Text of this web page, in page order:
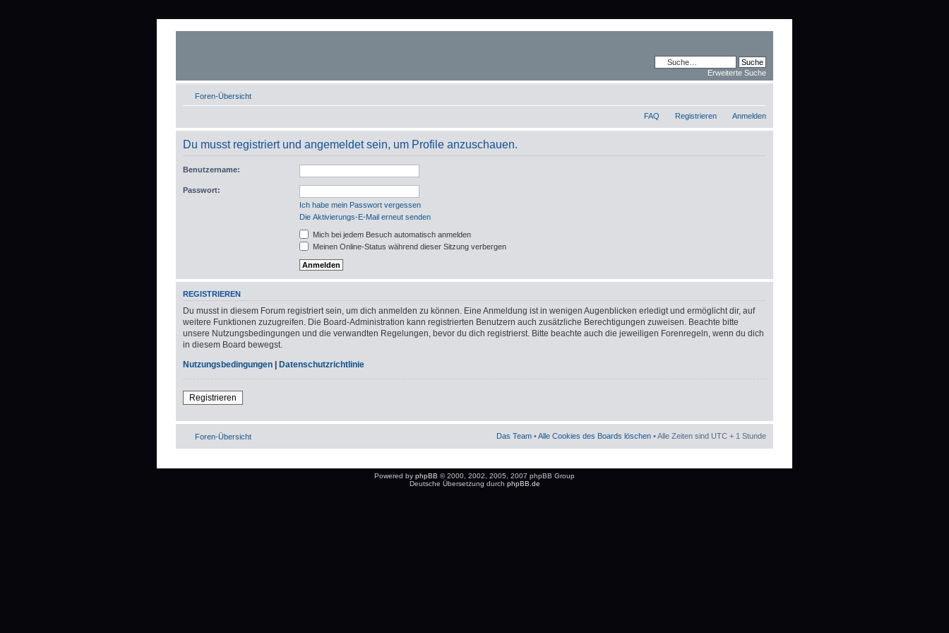
Erweiterte Suche
Foren-Übersicht
FAQ Registrieren Anmelden
Du musst registriert und angemeldet sein, um Profile anzuschauen.
Benutzername:
Passwort:
Ich habe mein Passwort vergessen
Die Aktivierungs-E-Mail erneut senden
Mich bei jedem Besuch automatisch anmelden
Meinen Online-Status während dieser Sitzung verbergen
REGISTRIEREN
Du musst in diesem Forum registriert sein, um dich anmelden zu können. Eine Anmeldung ist in wenigen Augenblicken erledigt und ermöglicht dir, auf
weitere Funktionen zuzugreifen. Die Board-Administration kann registrierten Benutzern auch zusätzliche Berechtigungen zuweisen. Beachte bitte
unsere Nutzungsbedingungen und die verwandten Regelungen, bevor du dich registrierst. Bitte beachte auch die jeweiligen Forenregeln, wenn du dich
in diesem Board bewegst.
Nutzungsbedingungen | Datenschutzrichtlinie
Registrieren
Foren-Übersicht Das Team •Alle Cookies des Boards löschen • Alle Zeiten sind UTC + 1 Stunde
Powered by phpBB © 2000, 2002, 2005, 2007 phpBB Group
Deutsche Übersetzung durch phpBB.de